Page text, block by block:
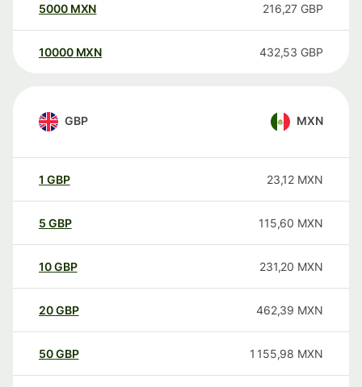
5000 MXN 216,27 GBP
10000 MXN 432,53 GBP
GBP MXN
1 GBP 23,12 MXN
5 GBP 115,60 MXN
10GBP 231,20 MXN
20GBP 462,39 MXN
50GBP 1 155,98 MXN